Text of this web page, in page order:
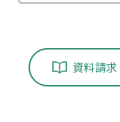
資料請求